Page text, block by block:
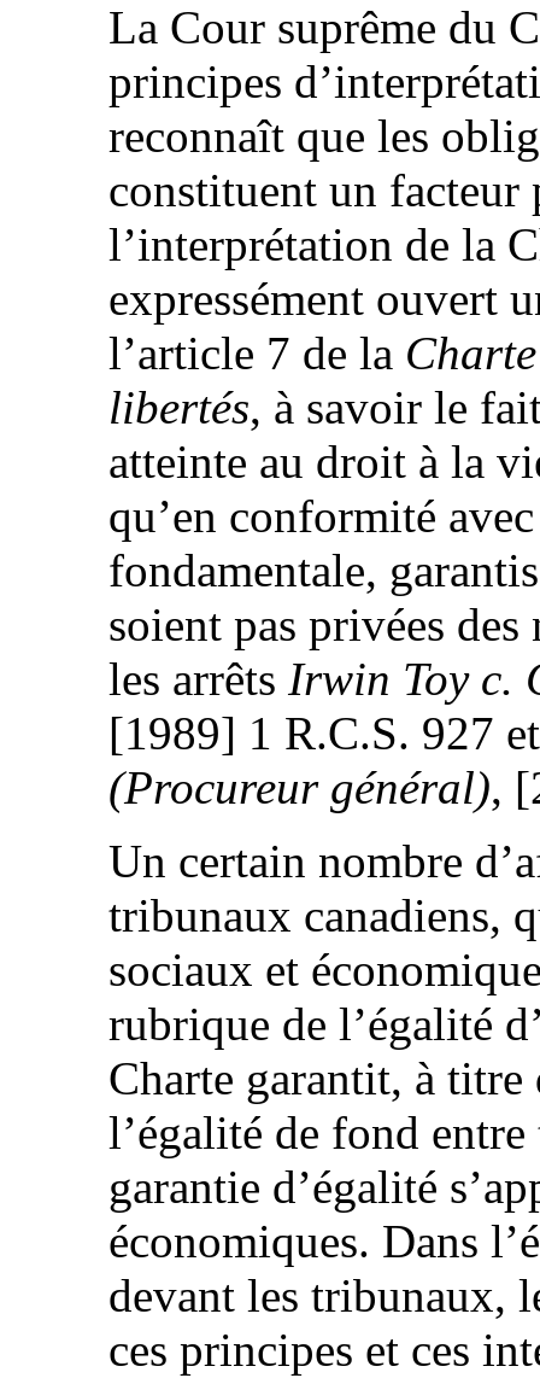
La Cour suprême du
principes
reconnaît que les
constituent un facteur
l’interprétation de la
expressément ouvert
l’article 7 de la
libertés, à savoir le
atteinte au droit à la
qu’en conformité
fondamentale,
soient pas privées
les arrêts Irwin Toy c.
[1989] 1 R.C.S. 927
(Procureur général),
Un certain nombre
tribunaux canadiens,
sociaux et
rubrique de l’égalité
Charte garantit, à
l’égalité de fond entre
garantie d’égalité
économiques. Dans
devant les tribunaux,
ces principes et ces